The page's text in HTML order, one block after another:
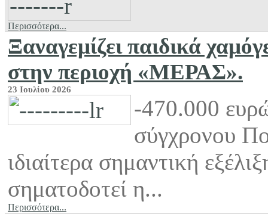
Περισσότερα...
Ξαναγεμίζει παιδικά
στην περιοχή «ΜΕΡΑΣ».
23 Ιουλίου 2026
-470.000
σύγχρονου
ιδιαίτερα σημαντική
σηματοδοτεί η...
Περισσότερα...